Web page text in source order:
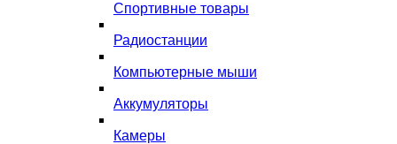
Спортивные товары
Радиостанции
Компьютерные мыши
Аккумуляторы
Камеры